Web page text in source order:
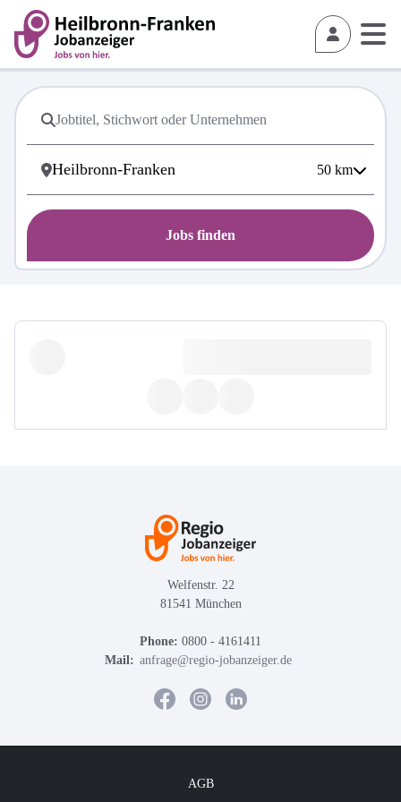
50 km
Jobs finden
Welfenstr. 22
81541 München
Phone: 0800 - 4161411
Mail: anfrage@regio-jobanzeiger.de
AGB